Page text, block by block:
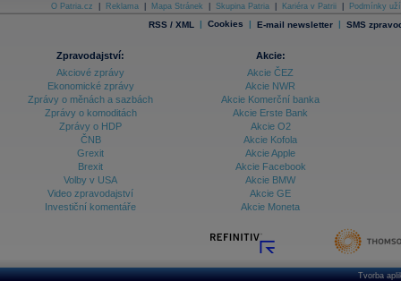
O Patria.cz Reklama Mapa Stránek Skupina Patria Kariéra v Patrii Podmínky
RSS / XML | Cookies | E-mail newsletter | SMS
Zpravodajství:
Akciové zprávy
Ekonomické zprávy
Zprávy o měnách a sazbách
Zprávy o komoditách
Zprávy o HDP
ČNB
Grexit
Brexit
Volby v USA
Video zpravodajství
Investiční komentáře
Akcie:
Akcie ČEZ
Akcie NWR
Akcie Komerční banka
Akcie Erste Bank
Akcie O2
Akcie Kofola
Akcie Apple
Akcie Facebook
Akcie BMW
Akcie GE
Akcie Moneta
Tvorba